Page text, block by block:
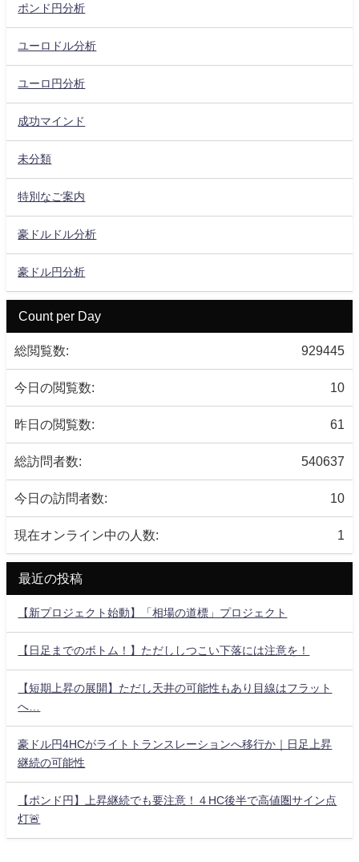
ポンド円分析
ユーロドル分析
ユーロ円分析
成功マインド
未分類
特別なご案内
豪ドルドル分析
豪ドル円分析
Count per Day
929445
総閲覧数:
10
今日の閲覧数:
61
昨日の閲覧数:
540637
総訪問者数:
10
今日の訪問者数:
1
現在オンライン中の人数:
最近の投稿
【新プロジェクト始動】「相場の道標」プロジェクト
【日足までのボトム！】ただししつこい下落には注意を！
【短期上昇の展開】ただし天井の可能性もあり目線はフラット
へ…
豪ドル円4HCがライトトランスレーションへ移行か｜日足上昇
継続の可能性
【ポンド円】上昇継続でも要注意！４HC後半で高値圏サイン点
灯🚨